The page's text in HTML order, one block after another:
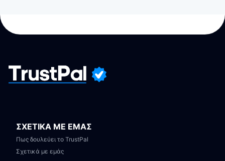
ΣΧΕΤΙΚΑ ΜΕ ΕΜΑΣ
Πως δουλεύει το TrustPal
Σχετικά με εμάς